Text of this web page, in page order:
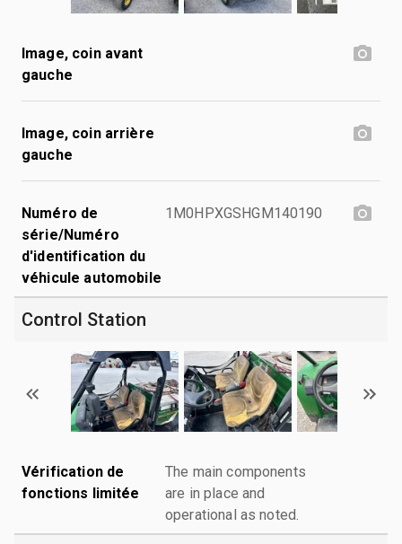
Image, coin avant
gauche
Image, coin arrière
gauche
Numéro de
série/Numéro
d'identification du
véhicule automobile
1M0HPXGSHGM140190
Control Station
Vérification de
fonctions limitée
The main components
are in place and
operational as noted.